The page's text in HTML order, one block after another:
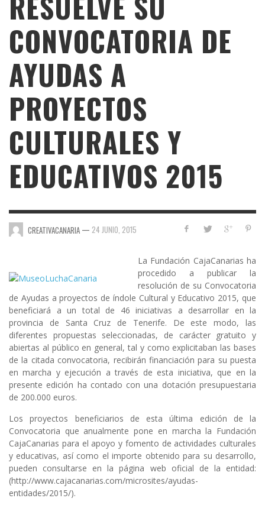
CONVOCATORIA DE
AYUDAS A
PROYECTOS
CULTURALES Y
EDUCATIVOS 2015
CREATIVACANARIA — 24 JUNIO, 2015
La Fundación CajaCanarias ha
procedido a publicar la
resolución de su Convocatoria
de Ayudas a proyectos de índole Cultural y Educativo 2015, que
beneficiará a un total de 46 iniciativas a desarrollar en la
provincia de Santa Cruz de Tenerife. De este modo, las
diferentes propuestas seleccionadas, de carácter gratuito y
abiertas al público en general, tal y como explicitaban las bases
de la citada convocatoria, recibirán financiación para su puesta
en marcha y ejecución a través de esta iniciativa, que en la
presente edición ha contado con una dotación presupuestaria
de 200.000 euros.
Los proyectos beneficiarios de esta última edición de la
Convocatoria que anualmente pone en marcha la Fundación
CajaCanarias para el apoyo y fomento de actividades culturales
y educativas, así como el importe obtenido para su desarrollo,
pueden consultarse en la página web oficial de la entidad:
(http://www.cajacanarias.com/microsites/ayudas-
entidades/2015/).